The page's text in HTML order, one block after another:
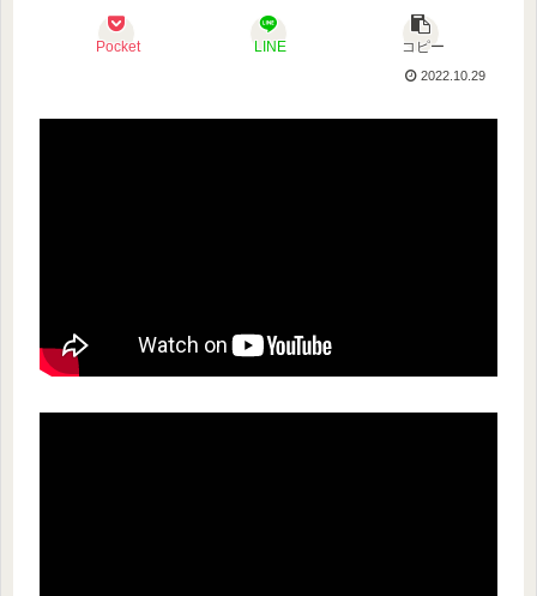
Pocket LINE コピー
2022.10.29